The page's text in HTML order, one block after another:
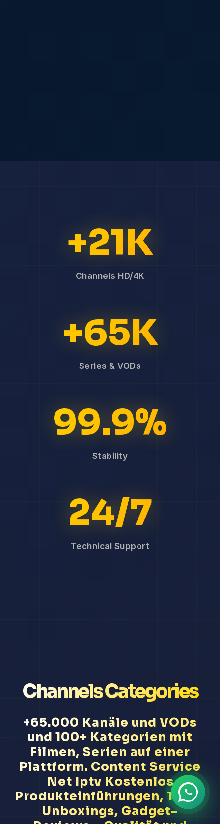
+21K
Channels HD/4K
+65K
Series & VODs
99.9%
Stability
24/7
Technical Support
Channels Categories
+65.000 Kanäle und VODs
und 100+ Kategorien mit
Filmen, Serien auf einer
Plattform. Content Service
Net Iptv Kostenlos
Produkteinführungen, Tech-
Unboxings, Gadget-